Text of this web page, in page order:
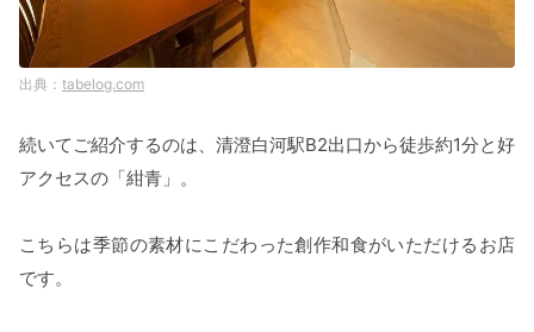
tabelog.com
続いてご紹介するのは、清澄白河駅B2出口から徒歩約1分と好
アクセスの「紺青」。
こちらは季節の素材にこだわった創作和食がいただけるお店
です。